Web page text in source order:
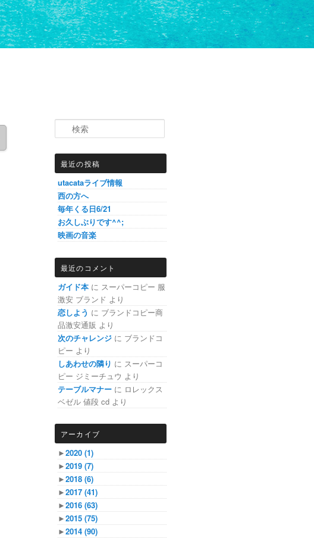
最近の投稿
utacataライブ情報
西の方へ
毎年くる日6/21
お久しぶりです^^;
映画の音楽
最近のコメント
ガイド本 に スーパーコピー 服
激安 ブランド より
恋しよう に ブランドコピー商
品激安通販 より
次のチャレンジ に ブランドコ
ピー より
しあわせの隣り に スーパーコ
ピー ジミーチュウ より
テーブルマナー に ロレックス
ベゼル 値段 cd より
アーカイブ
►2020 (1)
►2019 (7)
►2018 (6)
►2017 (41)
►2016 (63)
►2015 (75)
►2014 (90)